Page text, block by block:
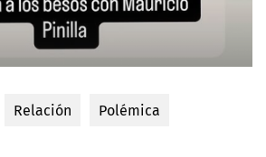
Relación Polémica